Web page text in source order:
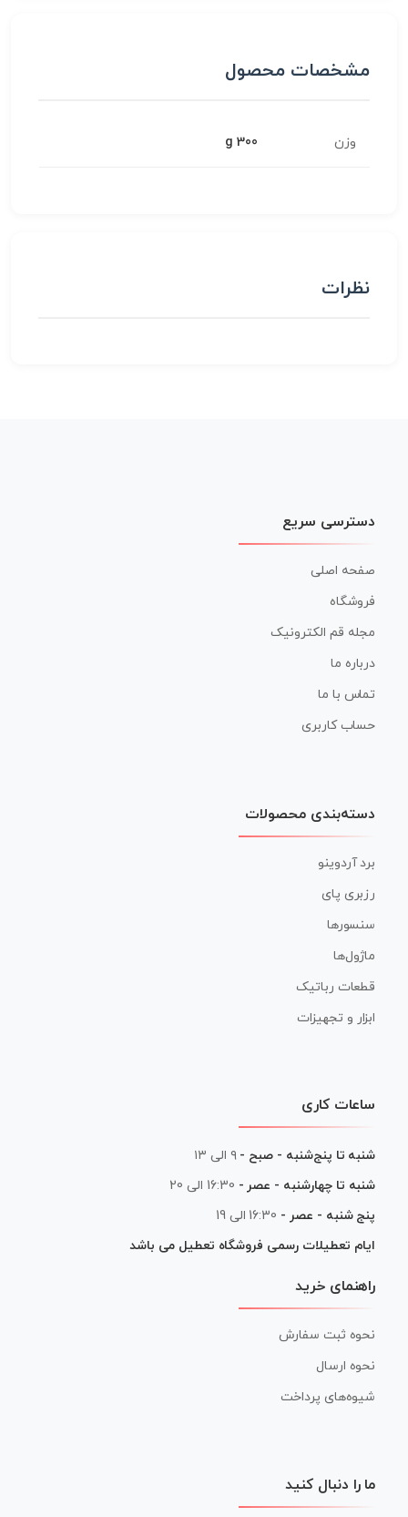
مشخصات محصول
وزن 300 g
نظرات
دسترسی سریع
صفحه اصلی
فروشگاه
مجله قم الکترونیک
درباره ما
تماس با ما
حساب کاربری
دسته‌بندی محصولات
برد آردوینو
رزبری پای
سنسورها
ماژول‌ها
قطعات رباتیک
ابزار و تجهیزات
ساعات کاری
شنبه تا پنج‌شنبه - صبح - ۹ الی ۱۳
شنبه تا چهارشنبه - عصر - 16:30 الی 20
پنج شنبه - عصر - 16:30 الی 19
ایام تعطیلات رسمی فروشگاه تعطیل می باشد
راهنمای خرید
نحوه ثبت سفارش
نحوه ارسال
شیوه‌های پرداخت
ما را دنبال کنید